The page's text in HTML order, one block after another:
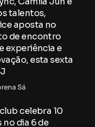
talentos,
aposta no
de encontro
experiência e
esta sexta
Sá
celebra 10
no dia 6 de